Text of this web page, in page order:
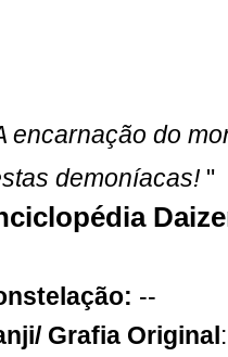
encarnação do
demoníacas! "
--
Grafia Original